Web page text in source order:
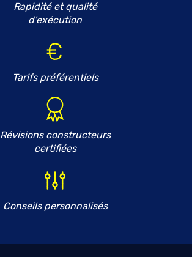
Rapidité et qualité
d'exécution
Tarifs préférentiels
Révisions constructeurs
certifiées
Conseils personnalisés